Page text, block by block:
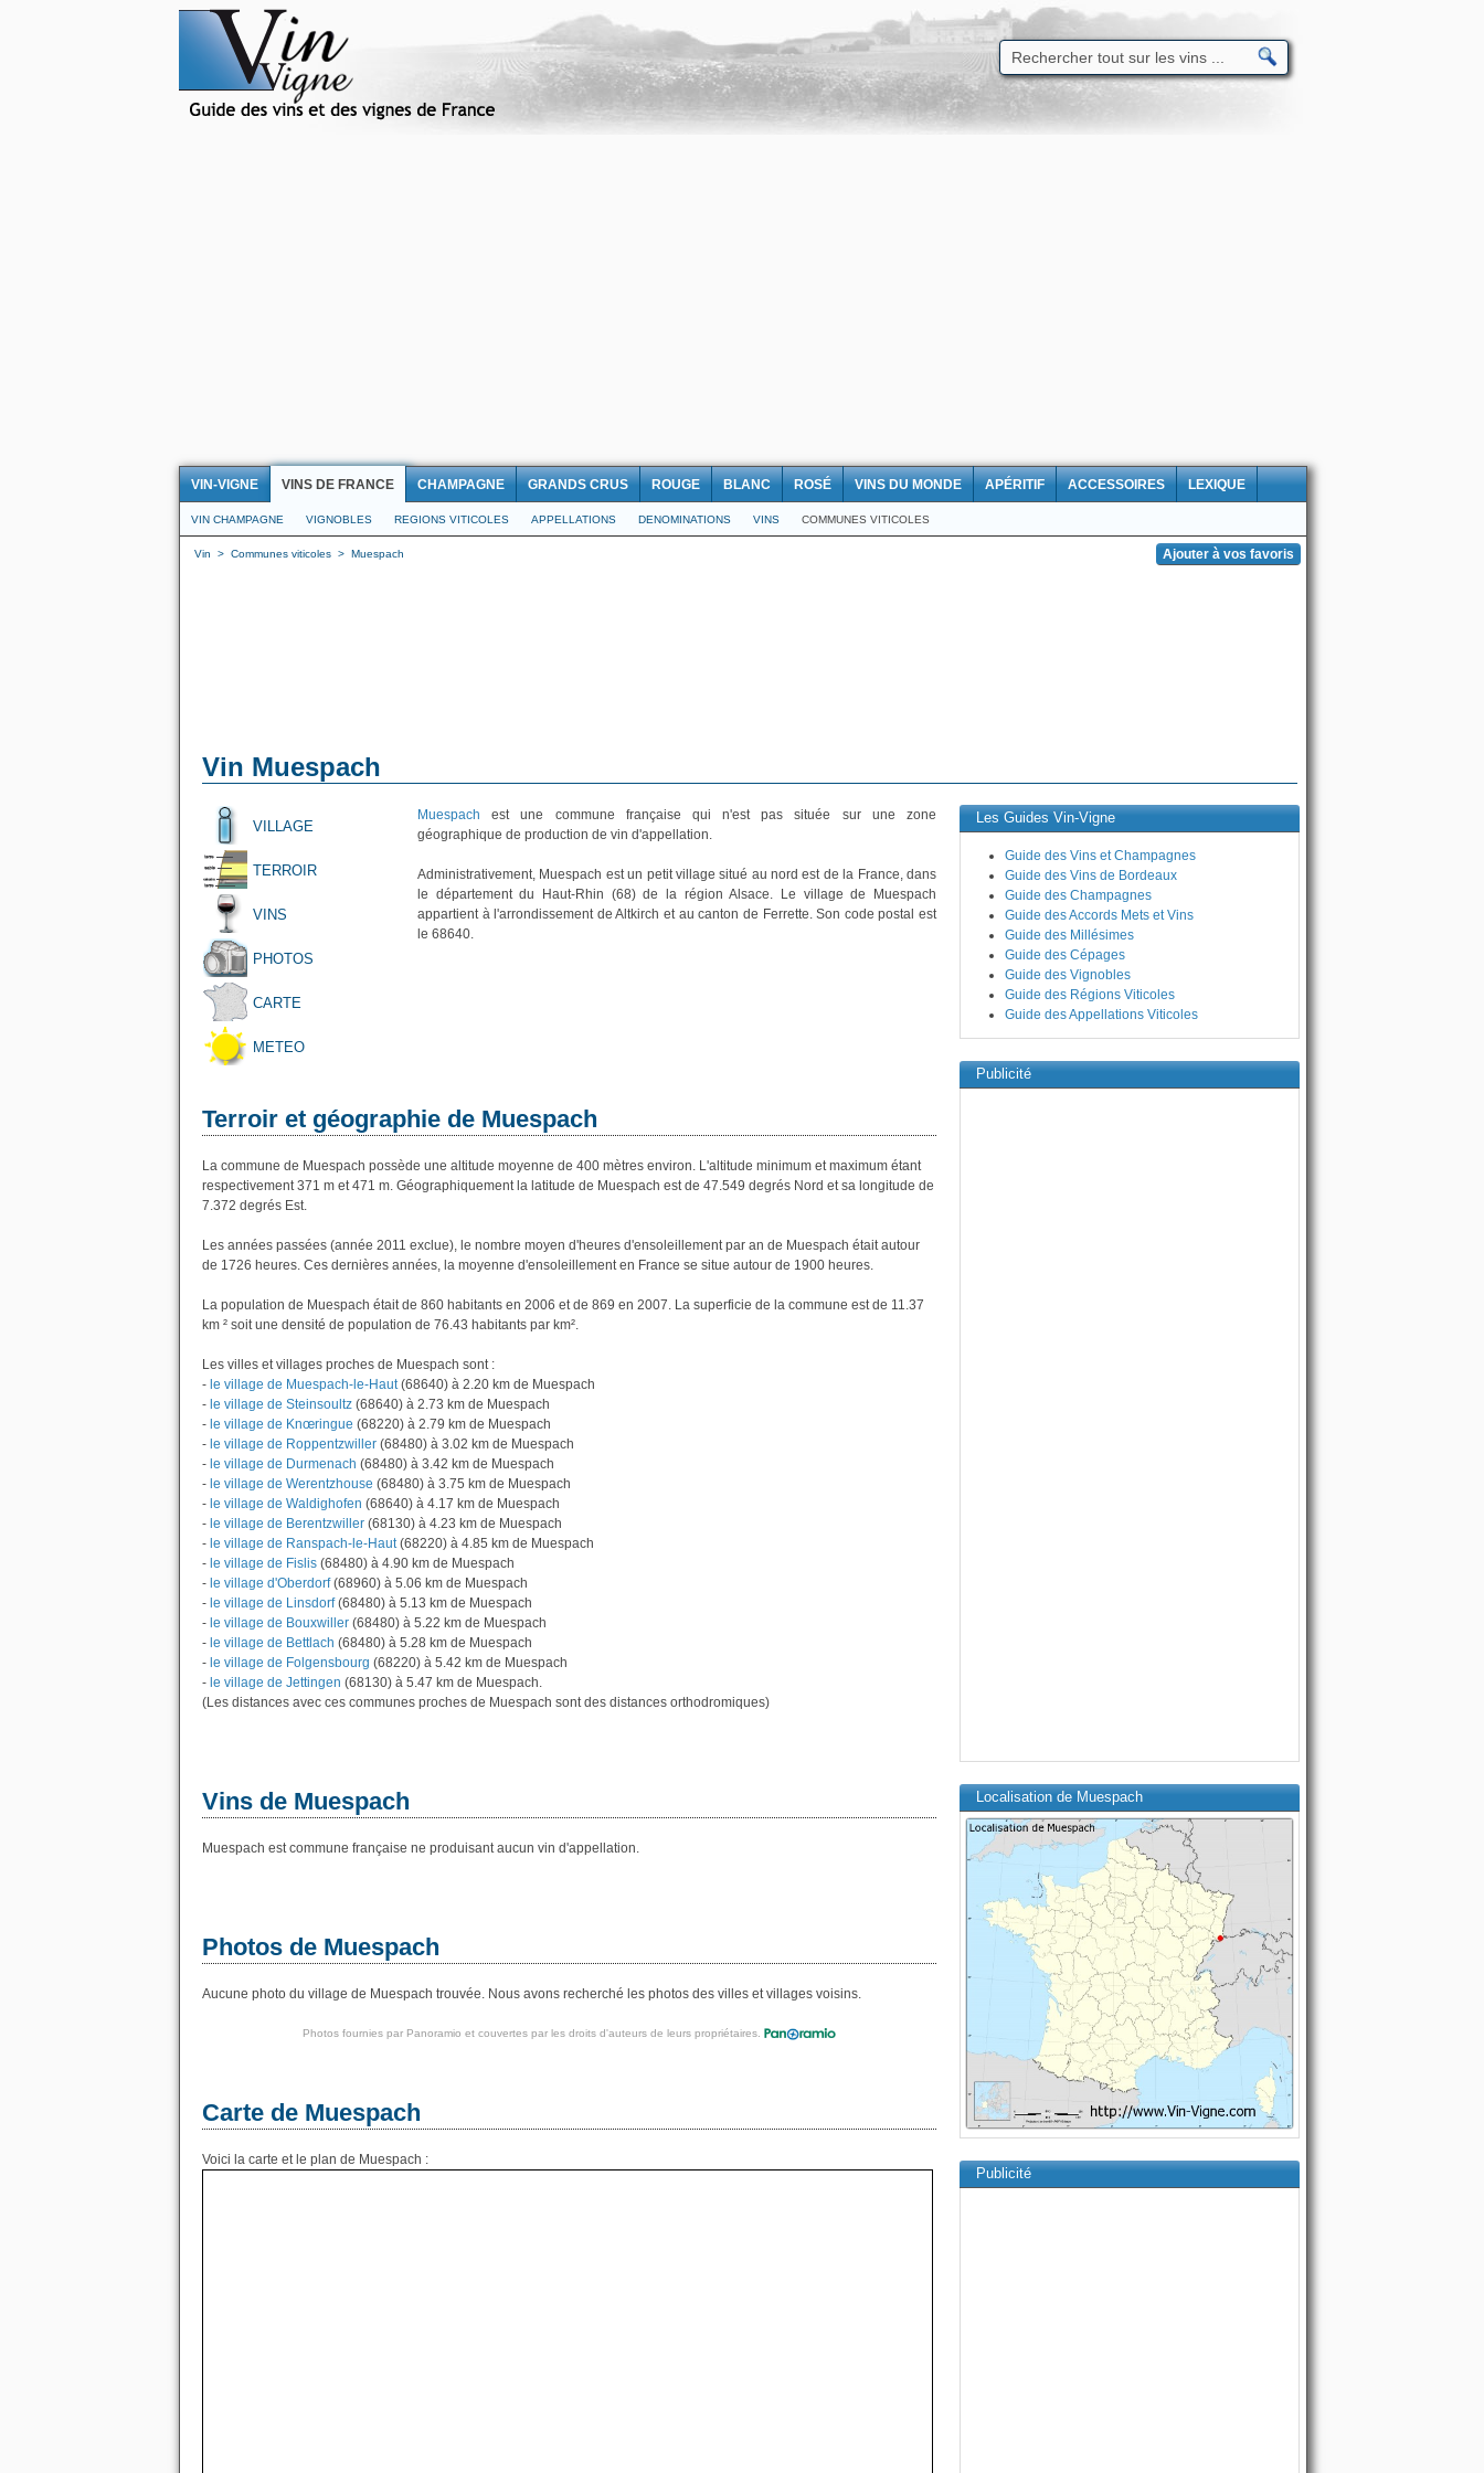
VIN-VIGNE VINS DE FRANCE CHAMPAGNE GRANDS CRUS ROUGE BLANC ROSÉ VINS DU MONDE APÉRITIF ACCESSOIRES LEXIQUE
VIN CHAMPAGNE VIGNOBLES REGIONS VITICOLES APPELLATIONS DENOMINATIONS VINS COMMUNES VITICOLES
Vin > Communes viticoles > Muespach
Vin Muespach
VILLAGE
TERROIR
VINS
PHOTOS
CARTE
METEO
Muespach est une commune française qui n'est pas située sur une zone
géographique de production de vin d'appellation.
Administrativement, Muespach est un petit village situé au nord est de la France, dans
le département du Haut-Rhin (68) de la région Alsace. Le village de Muespach
appartient à l'arrondissement de Altkirch et au canton de Ferrette. Son code postal est
le 68640.
Terroir et géographie de Muespach
La commune de Muespach possède une altitude moyenne de 400 mètres environ. L'altitude minimum et maximum étant
respectivement 371 m et 471 m. Géographiquement la latitude de Muespach est de 47.549 degrés Nord et sa longitude de
7.372 degrés Est.
Les années passées (année 2011 exclue), le nombre moyen d'heures d'ensoleillement par an de Muespach était autour
de 1726 heures. Ces dernières années, la moyenne d'ensoleillement en France se situe autour de 1900 heures.
La population de Muespach était de 860 habitants en 2006 et de 869 en 2007. La superficie de la commune est de 11.37
km ² soit une densité de population de 76.43 habitants par km².
Les villes et villages proches de Muespach sont :
- le village de Muespach-le-Haut(68640) à 2.20 km de Muespach
- le village de Steinsoultz (68640) à 2.73 km de Muespach
- le village de Knœringue (68220) à 2.79 km de Muespach
- le village de Roppentzwiller (68480) à 3.02 km de Muespach
- le village de Durmenach (68480) à 3.42 km de Muespach
- le village de Werentzhouse (68480) à 3.75 km de Muespach
- le village de Waldighofen (68640) à 4.17 km de Muespach
- le village de Berentzwiller (68130) à 4.23 km de Muespach
- le village de Ranspach-le-Haut(68220) à 4.85 km de Muespach
- le village de Fislis (68480) à 4.90 km de Muespach
- le village d'Oberdorf(68960) à 5.06 km de Muespach
- le village de Linsdorf(68480) à 5.13 km de Muespach
- le village de Bouxwiller (68480) à 5.22 km de Muespach
- le village de Bettlach (68480) à 5.28 km de Muespach
- le village de Folgensbourg (68220) à 5.42 km de Muespach
- le village de Jettingen (68130) à 5.47 km de Muespach.
(Les distances avec ces communes proches de Muespach sont des distances orthodromiques)
Vins de Muespach
Muespach est commune française ne produisant aucun vin d'appellation.
Photos de Muespach
Aucune photo du village de Muespach trouvée. Nous avons recherché les photos des villes et villages voisins.
Photos fournies par Panoramio et couvertes par les droits d'auteurs de leurs propriétaires.
Carte de Muespach
Voici la carte et le plan de Muespach :
Les Guides Vin-Vigne
Guide des Vins et Champagnes
Guide des Vins de Bordeaux
Guide des Champagnes
Guide des Accords Mets et Vins
Guide des Millésimes
Guide des Cépages
Guide des Vignobles
Guide des Régions Viticoles
Guide des Appellations Viticoles
Publicité
Localisation de Muespach
Publicité